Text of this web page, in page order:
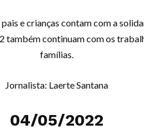
e crianças contam com a
também continuam com os
famílias.
Jornalista: Laerte Santana
04/05/2022